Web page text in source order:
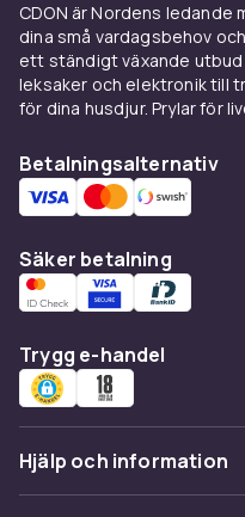
sommar eller vinter.
Sportutövare av alla
att köpa
boxningsmittsar,
aktiva människor
försöket. Beställ
CDON är Nordens ledande
dina små vardagsbehov
ett ständigt växande
leksaker och elektronik till
för dina husdjur. Prylar för
Betalningsalternativ
Säker betalning
Trygg e-handel
Hjälp och information